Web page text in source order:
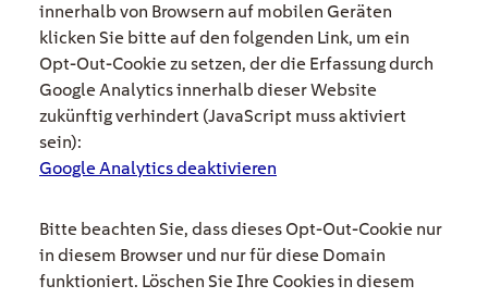
innerhalb von Browsern auf mobilen Geräten
klicken Sie bitte auf den folgenden Link, um ein
Opt-Out-Cookie zu setzen, der die Erfassung durch
Google Analytics innerhalb dieser Website
zukünftig verhindert (JavaScript muss aktiviert
sein):
Google Analytics deaktivieren
Bitte beachten Sie, dass dieses Opt-Out-Cookie nur
in diesem Browser und nur für diese Domain
funktioniert. Löschen Sie Ihre Cookies in diesem